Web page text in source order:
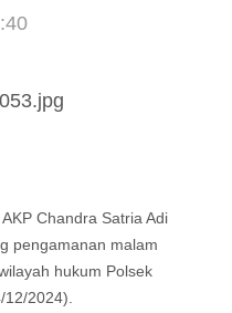
Chandra Satria Adi
pengamanan malam
hukum Polsek
12/2024).